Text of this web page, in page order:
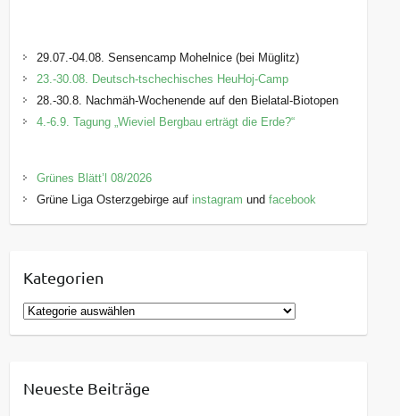
29.07.-04.08. Sensencamp Mohelnice (bei Müglitz)
23.-30.08. Deutsch-tschechisches HeuHoj-Camp
28.-30.8. Nachmäh-Wochenende auf den Bielatal-Biotopen
4.-6.9. Tagung „Wieviel Bergbau erträgt die Erde?“
Grünes Blätt’l 08/2026
Grüne Liga Osterzgebirge auf instagram undfacebook
Kategorien
K
a
g
Neueste Beiträge